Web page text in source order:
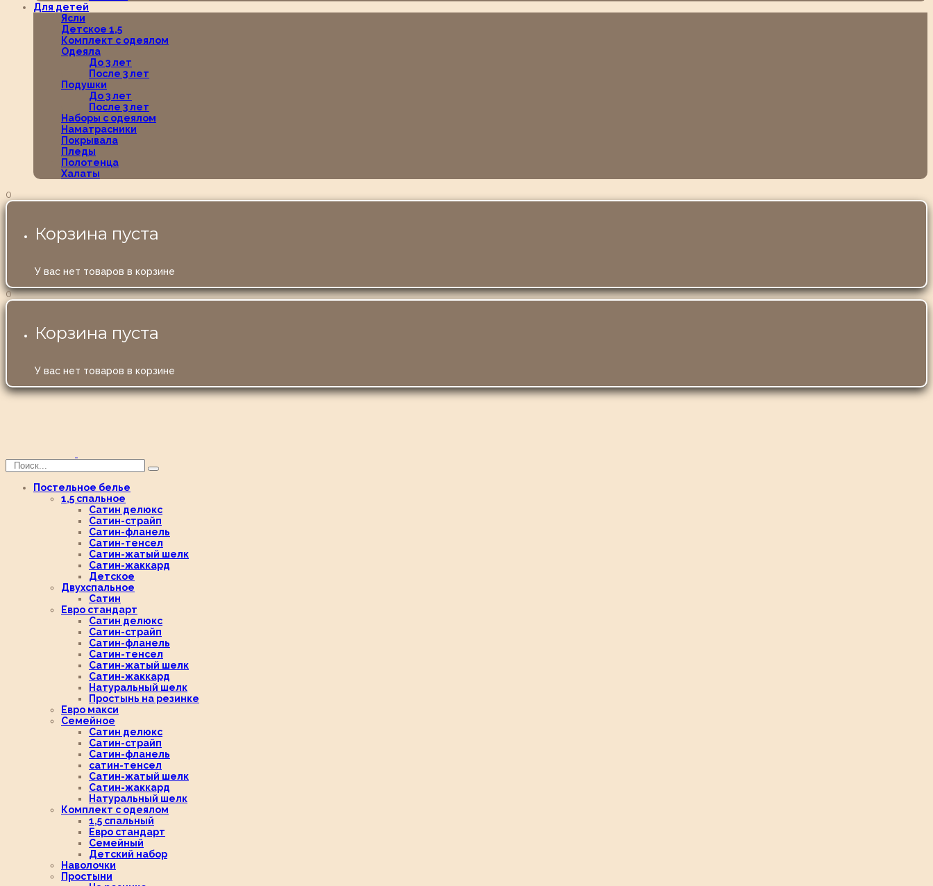
Для детей
Ясли
Детское 1,5
Комплект с одеялом
Одеяла
До 3 лет
После 3 лет
Подушки
До 3 лет
После 3 лет
Наборы с одеялом
Наматрасники
Покрывала
Пледы
Полотенца
Халаты
0
Корзина пуста
У вас нет товаров в корзине
0
Корзина пуста
У вас нет товаров в корзине
Постельное белье
1,5 спальное
Сатин делюкс
Сатин-страйп
Сатин-фланель
Сатин-тенсел
Сатин-жатый шелк
Сатин-жаккард
Детское
Двухспальное
Сатин
Евро стандарт
Сатин делюкс
Сатин-страйп
Сатин-фланель
Сатин-тенсел
Сатин-жатый шелк
Сатин-жаккард
Натуральный шелк
Простынь на резинке
Евро макси
Семейное
Сатин делюкс
Сатин-страйп
Сатин-фланель
сатин-тенсел
Сатин-жатый шелк
Сатин-жаккард
Натуральный шелк
Комплект с одеялом
1,5 спальный
Евро стандарт
Семейный
Детский набор
Наволочки
Простыни